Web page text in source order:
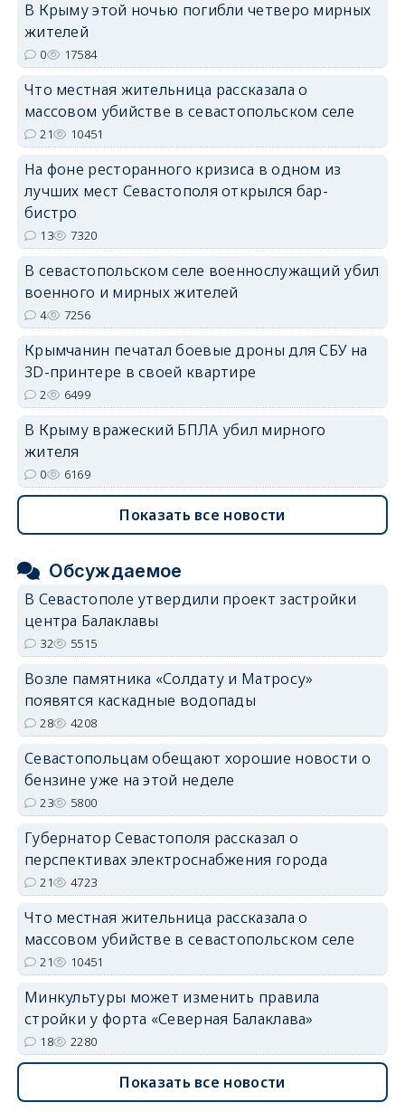
В Крыму этой ночью погибли четверо мирных
жителей
0 17584
Что местная жительница рассказала о
массовом убийстве в севастопольском селе
21 10451
На фоне ресторанного кризиса в одном из
лучших мест Севастополя открылся бар-
бистро
13 7320
В севастопольском селе военнослужащий убил
военного и мирных жителей
4 7256
Крымчанин печатал боевые дроны для СБУ на
3D-принтере в своей квартире
2 6499
В Крыму вражеский БПЛА убил мирного
жителя
0 6169
Показать все новости
Обсуждаемое
В Севастополе утвердили проект застройки
центра Балаклавы
32 5515
Возле памятника «Солдату и Матросу»
появятся каскадные водопады
28 4208
Севастопольцам обещают хорошие новости о
бензине уже на этой неделе
23 5800
Губернатор Севастополя рассказал о
перспективах электроснабжения города
21 4723
Что местная жительница рассказала о
массовом убийстве в севастопольском селе
21 10451
Минкультуры может изменить правила
стройки у форта «Северная Балаклава»
18 2280
Показать все новости